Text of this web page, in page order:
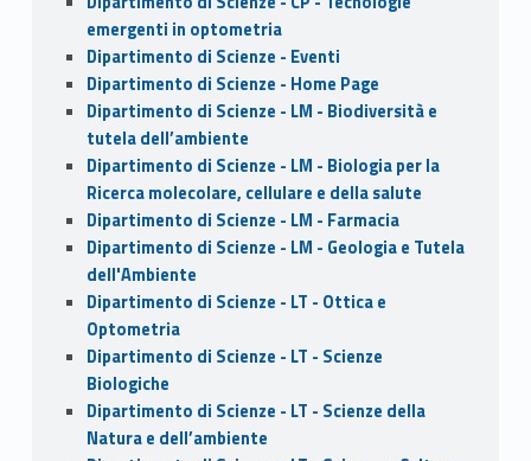
emergenti in optometria
Dipartimento di Scienze - Eventi
Dipartimento di Scienze - Home Page
Dipartimento di Scienze - LM - Biodiversità e
tutela dell’ambiente
Dipartimento di Scienze - LM - Biologia per la
Ricerca molecolare, cellulare e della salute
Dipartimento di Scienze - LM - Farmacia
Dipartimento di Scienze - LM - Geologia e Tutela
dell'Ambiente
Dipartimento di Scienze - LT - Ottica e
Optometria
Dipartimento di Scienze - LT - Scienze
Biologiche
Dipartimento di Scienze - LT - Scienze della
Natura e dell’ambiente